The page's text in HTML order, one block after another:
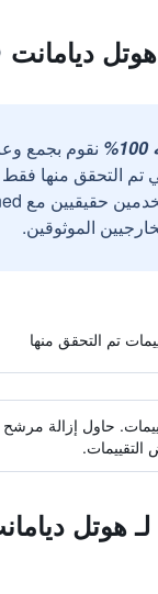
ديامانت
نقوم بجمع
تم التحقق منها فقط
الموثوقين.
حاول إزالة مرشح
هوتل